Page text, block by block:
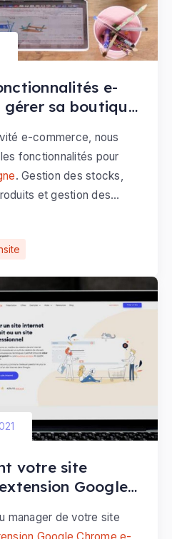
e-
sa boutique
e-commerce, nous
fonctionnalités pour
. Gestion des stocks,
et gestion des
votre site
Google
manager de votre site
Google Chrome e-